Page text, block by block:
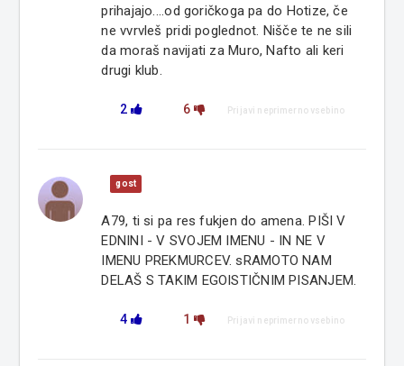
prihajajo....od goričkoga pa do Hotize, če
ne vvrvleš pridi poglednot. Nišče te ne sili
da moraš navijati za Muro, Nafto ali keri
drugi klub.
2 6 Prijavi neprimerno vsebino
gost
A79, ti si pa res fukjen do amena. PIŠI V
EDNINI - V SVOJEM IMENU - IN NE V
IMENU PREKMURCEV. sRAMOTO NAM
DELAŠ S TAKIM EGOISTIČNIM PISANJEM.
4 1 Prijavi neprimerno vsebino